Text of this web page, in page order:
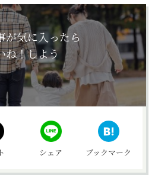
が気に入ったら
ね！しよう
シェア ブックマーク